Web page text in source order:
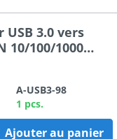
3.0 vers
10/100/1000
A-USB3-98
1 pcs.
Ajouter au panier